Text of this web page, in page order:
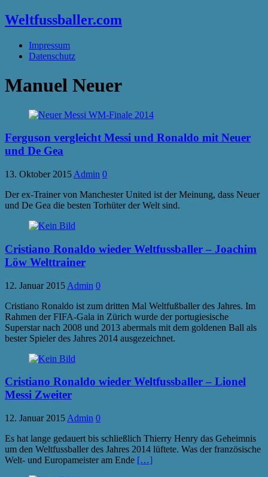
Weltfussballer.com
Impressum
Datenschutz
Manuel Neuer
Ferguson vergleicht Messi und Ronaldo mit Neuer
und De Gea
13. Oktober 2015 Admin 0
Der ex-Trainer von Manchester United ist der Meinung, dass Neuer
und De Gea die besten Torhüter der Welt sind.
Cristiano Ronaldo wieder Weltfussballer – Joachim
Löw Welttrainer
12. Januar 2015 Admin 0
Cristiano Ronaldo ist zum dritten Mal Weltfußballer des Jahres. Im
Rahmen der FIFA-Gala in Zürich wurde der portugiesische
Superstar nach 2008 und 2013 abermals mit dem goldenen Ball als
bester Spieler des Jahres 2014 ausgezeichnet.
Cristiano Ronaldo wieder Weltfussballer – Lionel
Messi Zweiter
12. Januar 2015 Admin 0
Es hat lange gedauert bis schließlich Thierry Henry das Geheimnis
um den Weltfussballer des Jahres 2014 lüftete. Was der französische
Welt- und Europameister am Ende […]